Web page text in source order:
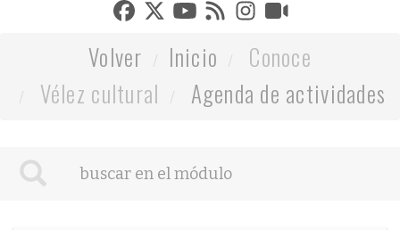
Volver Inicio
Conoce
Vélez cultural
Agenda de actividades